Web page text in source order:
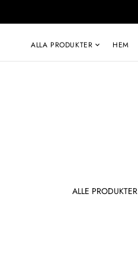
ALLA PRODUKTER HEM
ALLE PRODUKTER